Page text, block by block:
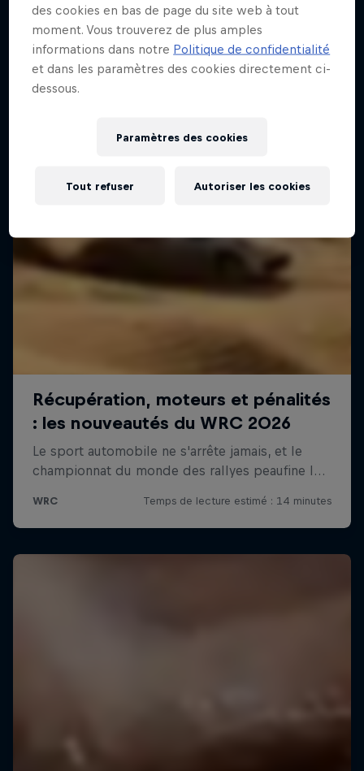
des cookies en bas de page du site web à tout
moment. Vous trouverez de plus amples
informations dans notre Politique de confidentialité
et dans les paramètres des cookies directement ci-
dessous.
Paramètres des cookies
Tout refuser Autoriser les cookies